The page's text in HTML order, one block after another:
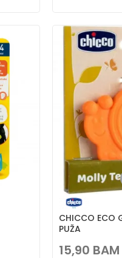
CHICCO ECO
PUŽA
15,90 BAM